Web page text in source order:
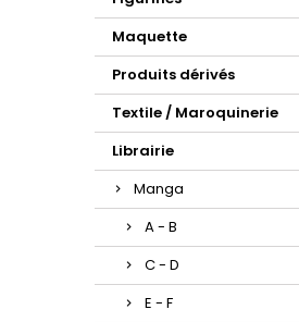
Maquette
Produits dérivés
Textile / Maroquinerie
Librairie
Manga
A - B
C - D
E - F